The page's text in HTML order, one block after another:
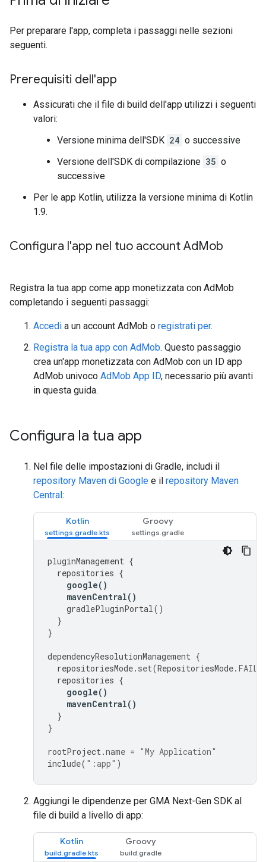
Per preparare l'app, completa i passaggi nelle sezioni
seguenti.
Prerequisiti dell'app
Assicurati che il file di build dell'app utilizzi i seguenti
valori:
Versione minima dell'SDK 24 o successive
Versione dell'SDK di compilazione 35 o
successive
Per le app Kotlin, utilizza la versione minima di Kotlin
1.9.
Configura l'app nel tuo account AdMob
Registra la tua app come app monetizzata con AdMob
completando i seguenti passaggi:
Accedi a un account AdMob o registrati per.
Registra la tua app con AdMob. Questo passaggio
crea un'app monetizzata con AdMob con un ID app
AdMob univoco AdMob App ID, necessario più avanti
in questa guida.
Configura la tua app
Nel file delle impostazioni di Gradle, includi il
repository Maven di Google e il repository Maven
Central:
Kotlin Groovy
pluginManagement {
repositories {
google()
mavenCentral()
gradlePluginPortal()
}
}
dependencyResolutionManagement {
repositoriesMode. set(RepositoriesMode.
repositories {
google()
mavenCentral()
}
}
rootProject.name = "My Application"
include( ":app" )
Aggiungi le dipendenze per GMA Next-Gen SDK al
file di build a livello di app:
Kotlin Groovy